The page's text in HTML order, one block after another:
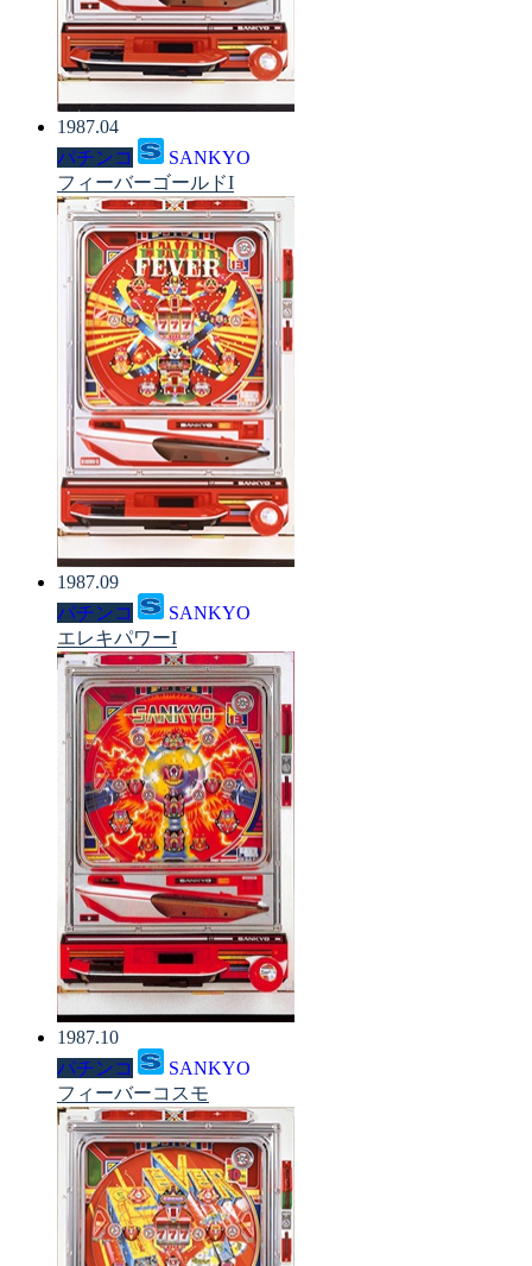
1987.04
パチンコ
SANKYO
フィーバーゴールドI
1987.09
パチンコ
SANKYO
エレキパワーI
1987.10
パチンコ
SANKYO
フィーバーコスモ